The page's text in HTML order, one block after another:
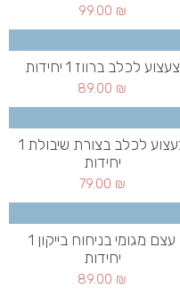
99.00 ₪
צעצוע לכלב ברווז 1 יחידות
89.00 ₪
צעצוע לכלב בצורת שיבולת 1
יחידות
79.00 ₪
עצם מגומי בניחוח בייקון 1
יחידות
89.00 ₪